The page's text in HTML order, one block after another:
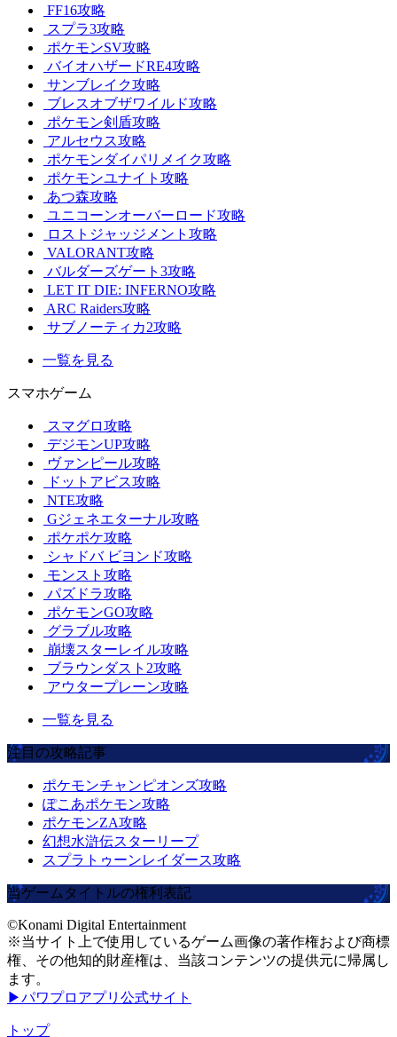
FF16攻略
スプラ3攻略
ポケモンSV攻略
バイオハザードRE4攻略
サンブレイク攻略
ブレスオブザワイルド攻略
ポケモン剣盾攻略
アルセウス攻略
ポケモンダイパリメイク攻略
ポケモンユナイト攻略
あつ森攻略
ユニコーンオーバーロード攻略
ロストジャッジメント攻略
VALORANT攻略
バルダーズゲート3攻略
LET IT DIE: INFERNO攻略
ARC Raiders攻略
サブノーティカ2攻略
一覧を見る
スマホゲーム
スマグロ攻略
デジモンUP攻略
ヴァンピール攻略
ドットアビス攻略
NTE攻略
Gジェネエターナル攻略
ポケポケ攻略
シャドバ ビヨンド攻略
モンスト攻略
パズドラ攻略
ポケモンGO攻略
グラブル攻略
崩壊スターレイル攻略
ブラウンダスト2攻略
アウタープレーン攻略
一覧を見る
注目の攻略記事
ポケモンチャンピオンズ攻略
ぽこあポケモン攻略
ポケモンZA攻略
幻想水滸伝スターリープ
スプラトゥーンレイダース攻略
当ゲームタイトルの権利表記
©Konami Digital Entertainment
※当サイト上で使用しているゲーム画像の著作権および商標
権、その他知的財産権は、当該コンテンツの提供元に帰属し
ます。
▶パワプロアプリ公式サイト
トップ